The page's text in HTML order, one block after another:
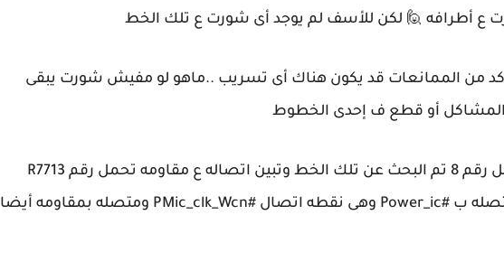
ع أطرافه 🙋 لكن للأسف لم يوجد أى شورت ع تلك الخط
من الممانعات قد يكون هناك أى تسريب ..ماهو لو مفيش شورت يبقى
أو قطع ف إحدى الخطوط
#تبين عدم وجود أى ممانعه ع الرجل رقم 8 تم البحث عن تلك الخط وتبين اتصاله ع مقاومه تحمل رقم R7713
وهى قيمتها متدنيه للغايه وهى متصله ب #Power_ic وهى نقطه اتصال #PMic_clk_Wcn ومتصله بمقاومه أيضا